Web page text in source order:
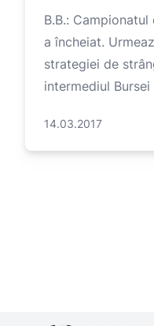
comunitate
B.B.:
a încheiat.
strategiei de
intermediul
14.03.2017